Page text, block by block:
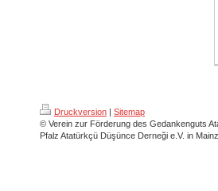
Druckversion | Sitemap
© Verein zur Förderung des Gedankenguts
Pfalz Atatürkçü Düşünce Derneği e.V. in Mainz